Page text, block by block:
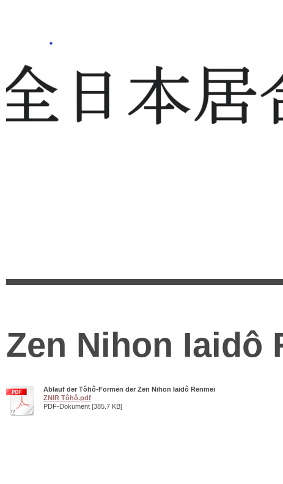
Zen Nihon Iaidô
Ablauf der Tôhô-Formen der Zen Nihon Iaidô Renmei
ZNIR Tôhô.pdf
PDF-Dokument [385.7 KB]